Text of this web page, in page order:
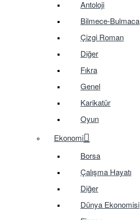
Antoloji
Bilmece-Bulmaca
Çizgi Roman
Diğer
Fıkra
Genel
Karikatür
Oyun
Ekonomi
Borsa
Çalışma Hayatı
Diğer
Dünya Ekonomisi